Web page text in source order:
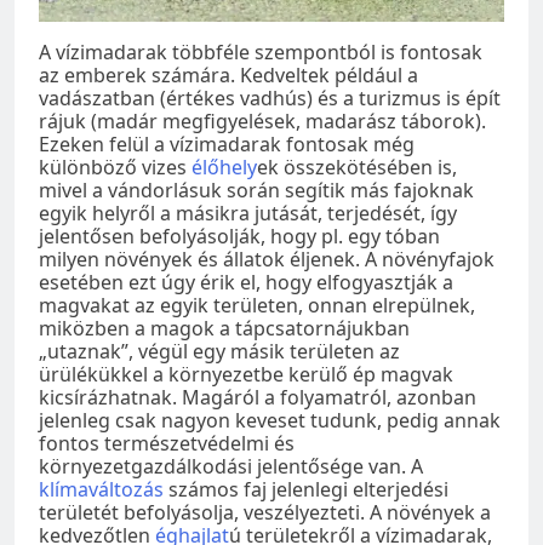
A vízimadarak többféle szempontból is fontosak
az emberek számára. Kedveltek például a
vadászatban (értékes vadhús) és a turizmus is épít
rájuk (madár megfigyelések, madarász táborok).
Ezeken felül a vízimadarak fontosak még
különböző vizes élőhelyek összekötésében is,
mivel a vándorlásuk során segítik más fajoknak
egyik helyről a másikra jutását, terjedését, így
jelentősen befolyásolják, hogy pl. egy tóban
milyen növények és állatok éljenek. A növényfajok
esetében ezt úgy érik el, hogy elfogyasztják a
magvakat az egyik területen, onnan elrepülnek,
miközben a magok a tápcsatornájukban
„utaznak”, végül egy másik területen az
ürülékükkel a környezetbe kerülő ép magvak
kicsírázhatnak. Magáról a folyamatról, azonban
jelenleg csak nagyon keveset tudunk, pedig annak
fontos természetvédelmi és
környezetgazdálkodási jelentősége van. A
klímaváltozás számos faj jelenlegi elterjedési
területét befolyásolja, veszélyezteti. A növények a
kedvezőtlen éghajlatú területekről a vízimadarak,